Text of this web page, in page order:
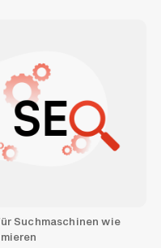
Suchmaschinen wie